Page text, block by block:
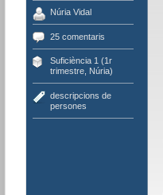
Núria Vidal
25 comentaris
Suficiència 1 (1r
trimestre, Núria)
descripcions de
persones